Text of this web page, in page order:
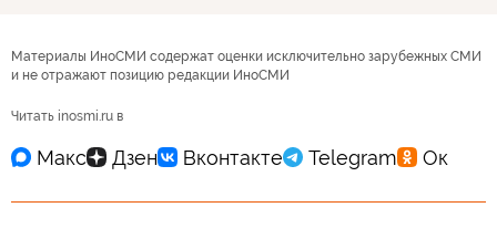
Материалы ИноСМИ содержат оценки исключительно зарубежных СМИ
и не отражают позицию редакции ИноСМИ
Читать inosmi.ru в